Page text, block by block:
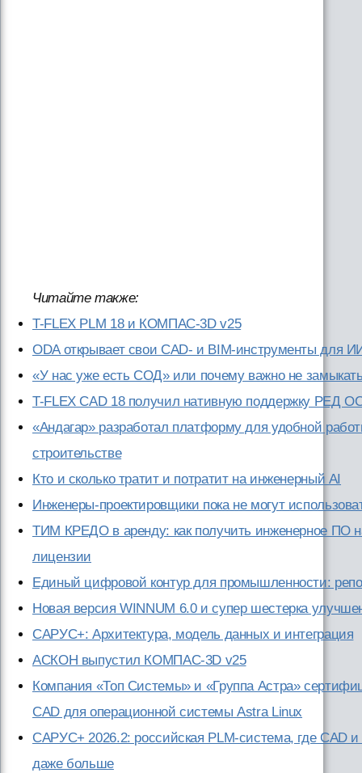
Читайте также:
T-FLEX PLM 18 и КОМПАС-3D v25
ODA открывает свои CAD- и BIM-инструменты для
«У нас уже есть СОД» или почему важно не
T-FLEX CAD 18 получил нативную поддержку РЕД
«Андагар» разработал платформу для удобной
строительстве
Кто и сколько тратит и потратит на инженерный AI
Инженеры-проектировщики пока не могут
ТИМ КРЕДО в аренду: как получить инженерное ПО
лицензии
Единый цифровой контур для промышленности:
Новая версия WINNUM 6.0 и супер шестерка
САРУС+: Архитектура, модель данных и интеграция
АСКОН выпустил КОМПАС-3D v25
Компания «Топ Системы» и «Группа Астра»
CAD для операционной системы Astra Linux
САРУС+ 2026.2: российская PLM-система, где CAD
даже больше